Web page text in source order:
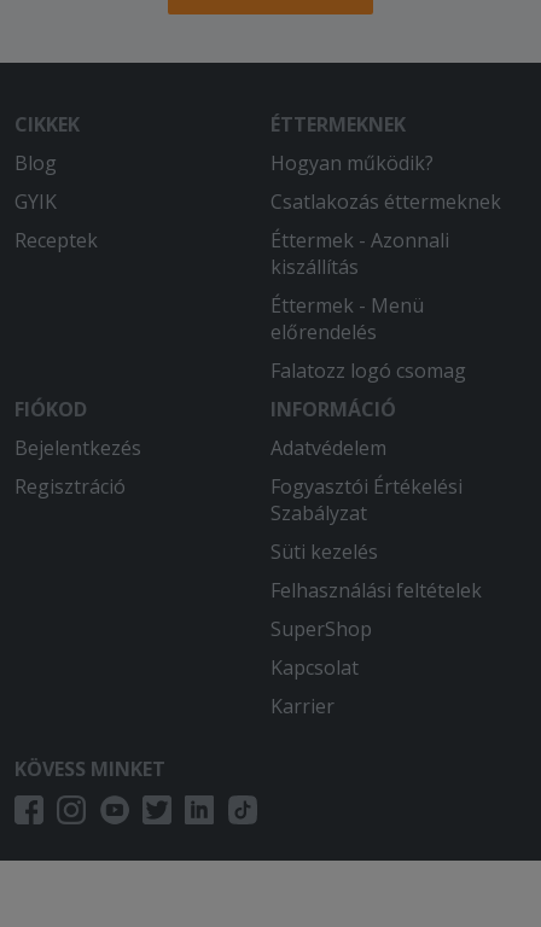
futár nagyon rendes volt
Gyors kiszállítás volt (60 perc a várható
90 helyett). a pizza a megszokott
2025-12-12 - Tiborné:
lehetőségekhez képest gyors a
2025-11-03 - Krisztián:
Finom ételek gyors és udvarias
A pizzák finomak, kiszállítás is gyors
Minden rendben volt az étel is finom
2025-07-26 - Norbert:
Meg vagyok elégedve! Köszönöm
2025-07-22 - :
CIKKEK
Blog
GYIK
Receptek
ÉTTERMEKNEK
Hogyan működik?
Csatlakozás éttermeknek
Éttermek - Azonnali
kiszállítás
Éttermek - Menü
előrendelés
Falatozz logó csomag
FIÓKOD
Bejelentkezés
Regisztráció
INFORMÁCIÓ
Adatvédelem
Fogyasztói Értékelési
Szabályzat
Süti kezelés
Felhasználási feltételek
SuperShop
Kapcsolat
Karrier
KÖVESS MINKET